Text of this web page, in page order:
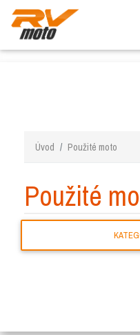
Úvod Použité moto
Použité